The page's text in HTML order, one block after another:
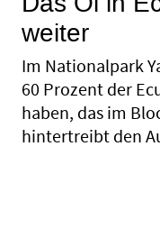
weiter
Im Nationalpark
60 Prozent der
haben, das im
hintertreibt den